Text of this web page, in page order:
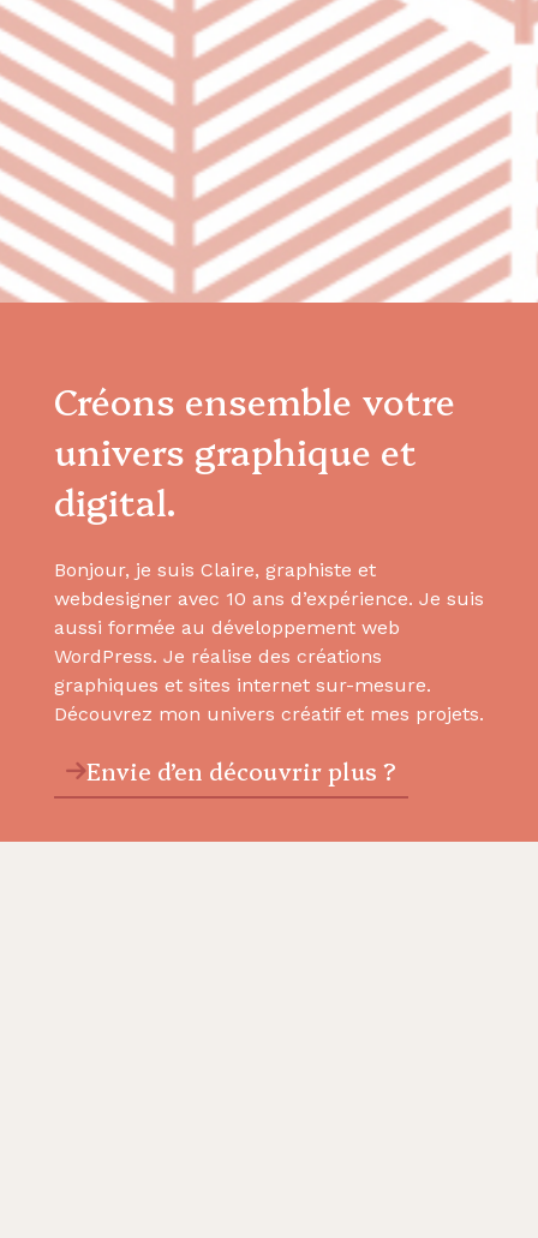
Créons ensemble votre
univers graphique et
digital.
Bonjour, je suis Claire, graphiste et
webdesigner avec 10 ans d’expérience. Je suis
aussi formée au développement web
WordPress. Je réalise des créations
graphiques et sites internet sur-mesure.
Découvrez mon univers créatif et mes projets.
Envie d’en découvrir plus ?